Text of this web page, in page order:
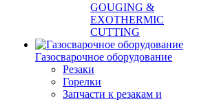
GOUGING &
EXOTHERMIC
CUTTING
Газосварочное оборудование
Резаки
Горелки
Запчасти к резакам и